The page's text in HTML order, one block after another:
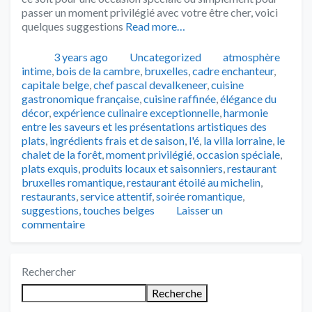
passer un moment privilégié avec votre être cher, voici
quelques suggestions Read more…
Publié3 years ago Catégories
Uncategorized Tags
atmosphère
intime, bois de la cambre, bruxelles,cadre enchanteur,
capitale belge,chef pascal devalkeneer,cuisine
gastronomique française,cuisine raffinée,élégance du
décor,expérience culinaire exceptionnelle,harmonie
entre les saveurs et les présentations artistiques des
plats, ingrédients frais et de saison, l'é, la villa lorraine, le
chalet de la forêt,moment privilégié,occasion spéciale,
plats exquis,produits locaux et saisonniers,restaurant
bruxelles romantique,restaurant étoilé au michelin,
restaurants,service attentif,soirée romantique,
suggestions,touches belges
Laisser un
commentaire
Rechercher
Recherche